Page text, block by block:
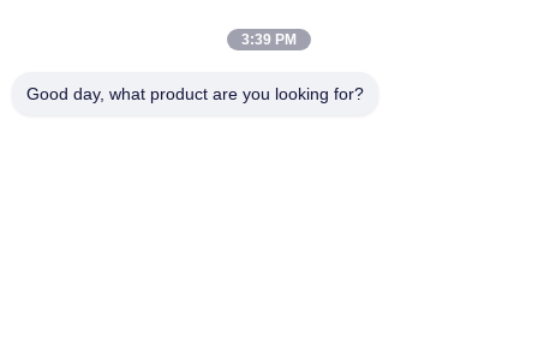
3:39 PM
Good day, what product are you looking for?